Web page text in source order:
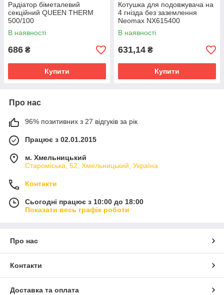
Радіатор біметалевий
секційний QUEEN THERM
500/100
VERTICAL/HORIZONTA
(кратно 10)
В наявності
686 ₴
Купити
Котушка для подовжувача на
4 гнізда без заземлення
Neomax NX615400
В наявності
631,14 ₴
Купити
Про нас
96% позитивних з 27 відгуків за рік
Працює з 02.01.2015
м. Хмельницький
Староміська, 52, Хмельницький, Україна
Контакти
Сьогодні працює з 10:00 до 18:00
Показати весь графік роботи
Про нас
Контакти
Доставка та оплата